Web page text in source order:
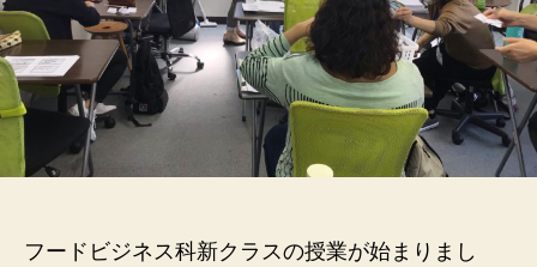
フードビジネス科新クラスの授業が始まりまし